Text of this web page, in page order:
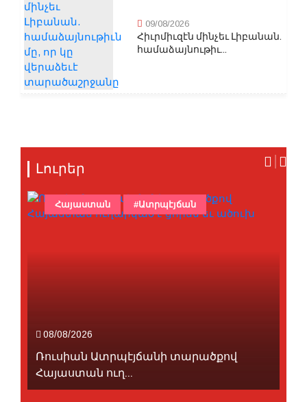
09/08/2026
Հիւրմիւզէն մինչեւ Լիբանան.
համաձայնութիւ...
Լուրեր
08/08/2026
Ռուսիան Ատրպէյճանի տարածքով
Հայաստան ուղ...
Հայաստան #Ատրպէյճան